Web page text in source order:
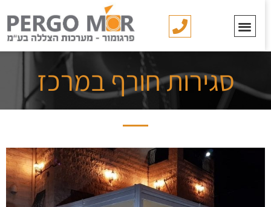
סגירות חורף במרכז